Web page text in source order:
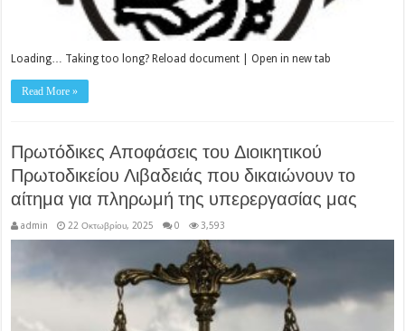
Loading… Taking too long? Reload document | Open in new tab
Read More »
Πρωτόδικες Αποφάσεις του Διοικητικού
Πρωτοδικείου Λιβαδειάς που δικαιώνουν το
αίτημα για πληρωμή της υπερεργασίας μας
admin 22 Οκτωβρίου, 2025 0 3,593